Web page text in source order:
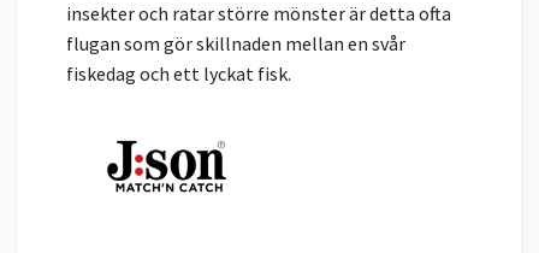
insekter och ratar större mönster är detta ofta
flugan som gör skillnaden mellan en svår
fiskedag och ett lyckat fisk.